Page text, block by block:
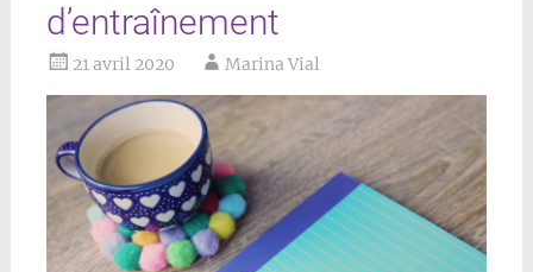
d’entraînement
21 avril 2020 Marina Vial